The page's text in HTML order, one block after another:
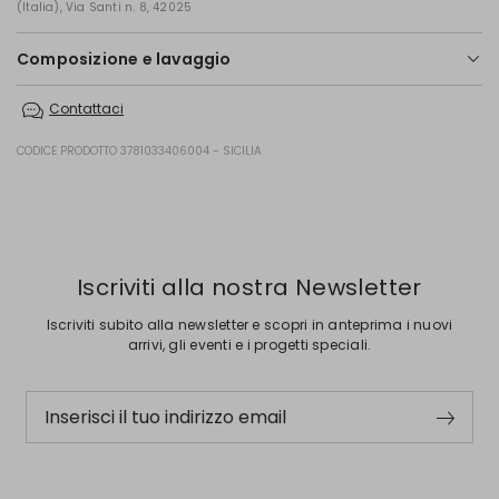
(Italia), Via Santi n. 8, 42025
Composizione e lavaggio
asciugare in tamburo; asciugare in piano in ombra; ferro tiepido max
umido professionale.; usare un panno tra capo e ferro.; usare detersivo
Contattaci
CODICE PRODOTTO 3781033406004 - SICILIA
Iscriviti alla nostra Newsletter
Iscriviti subito alla newsletter e scopri in anteprima i nuovi
arrivi, gli eventi e i progetti speciali.
Inserisci il tuo indirizzo email